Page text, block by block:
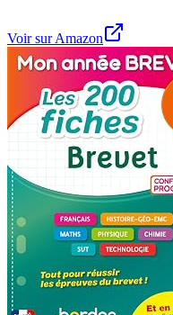
Voir sur Amazon